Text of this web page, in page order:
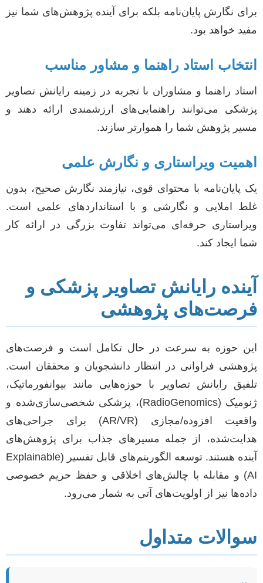
برای نگارش پایان‌نامه بلکه برای آینده پژوهش‌های شما نیز
مفید خواهد بود.
انتخاب استاد راهنما و مشاور مناسب
استاد راهنما و مشاوران با تجربه در زمینه رایانش تصاویر
پزشکی می‌توانند راهنمایی‌های ارزشمندی ارائه دهند و
مسیر پژوهش شما را هموارتر سازند.
اهمیت ویراستاری و نگارش علمی
یک پایان‌نامه با محتوای قوی، نیازمند نگارش صحیح، بدون
غلط املایی و نگارشی و با استانداردهای علمی است.
ویراستاری حرفه‌ای می‌تواند تفاوت بزرگی در ارائه کار
شما ایجاد کند.
آینده رایانش تصاویر پزشکی و
فرصت‌های پژوهشی
این حوزه به سرعت در حال تکامل است و فرصت‌های
پژوهشی فراوانی در انتظار دانشجویان و محققان است.
تلفیق رایانش تصاویر با حوزه‌هایی مانند بیوانفورماتیک،
ژنومیک (RadioGenomics)، پزشکی شخصی‌سازی‌شده و
واقعیت افزوده/مجازی (AR/VR) برای جراحی‌های
هدایت‌شده، از جمله مسیرهای جذاب برای پژوهش‌های
آینده هستند. توسعه الگوریتم‌های قابل تفسیر (Explainable
AI) و مقابله با چالش‌های اخلاقی و حفظ حریم خصوصی
داده‌ها نیز از اولویت‌های آتی به شمار می‌رود.
سوالات متداول